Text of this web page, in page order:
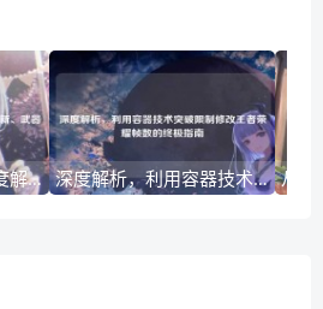
穿越火线全新版本深度解析，战场革新、武器迭代与玩法重塑 深度解析，利用容器技术突破限制修改王者荣耀帧数的终极指南